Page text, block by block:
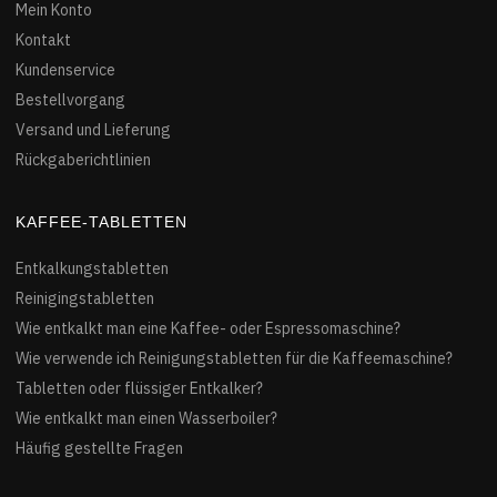
Mein Konto
Kontakt
Kundenservice
Bestellvorgang
Versand und Lieferung
Rückgaberichtlinien
KAFFEE-TABLETTEN
Entkalkungstabletten
Reinigingstabletten
Wie entkalkt man eine Kaffee- oder Espressomaschine?
Wie verwende ich Reinigungstabletten für die Kaffeemaschine?
Tabletten oder flüssiger Entkalker?
Wie entkalkt man einen Wasserboiler?
Häufig gestellte Fragen